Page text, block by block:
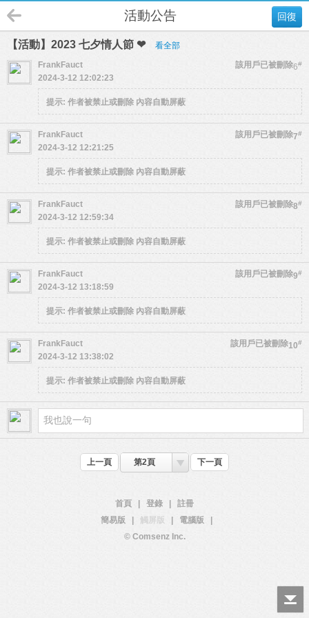
回復
活動公告
【活動】2023 七夕情人節 ❤ 看全部
6#
FrankFauct
該用戶已被刪除
2024-3-12 12:02:23
提示: 作者被禁止或刪除 內容自動屏蔽
7#
FrankFauct
該用戶已被刪除
2024-3-12 12:21:25
提示: 作者被禁止或刪除 內容自動屏蔽
8#
FrankFauct
該用戶已被刪除
2024-3-12 12:59:34
提示: 作者被禁止或刪除 內容自動屏蔽
9#
FrankFauct
該用戶已被刪除
2024-3-12 13:18:59
提示: 作者被禁止或刪除 內容自動屏蔽
10#
FrankFauct
該用戶已被刪除
2024-3-12 13:38:02
提示: 作者被禁止或刪除 內容自動屏蔽
上一頁 第2頁 下一頁
首頁 登錄
註冊
簡易版
觸屏版 電腦版
© Comsenz Inc.